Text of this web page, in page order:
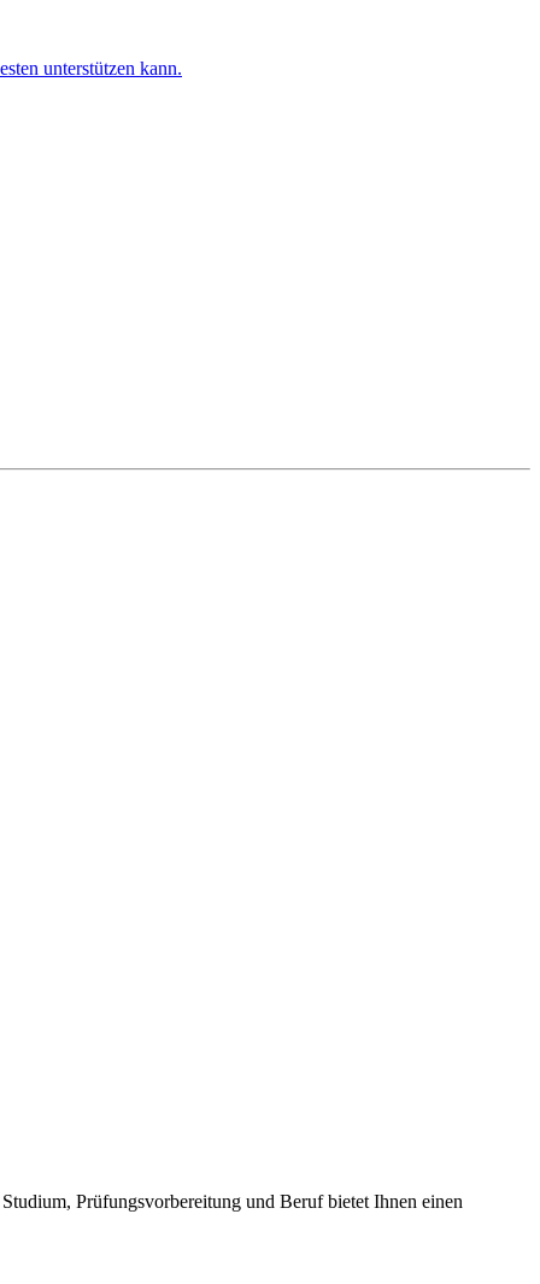
unterstützen kann.
Prüfungsvorbereitung und Beruf bietet Ihnen einen